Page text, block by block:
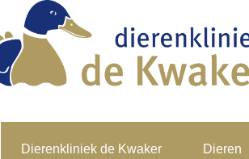
Dierenkliniek de Kwaker Dieren